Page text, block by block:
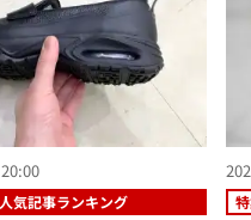
気記事ランキング